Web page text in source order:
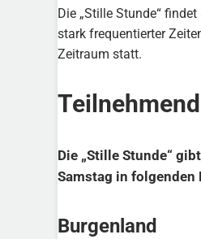
Die „Stille Stunde“
stark frequentierter
Zeitraum statt.
Die „Stille Stunde“
Samstag in folgenden
Burgenland